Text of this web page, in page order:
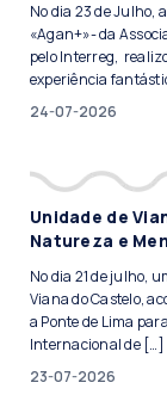
No dia 23 de Julho,
«Agan+»- da
pelo Interreg,
experiência
24-07-2026
Unidade de
Natureza e
No dia 21 de julho,
Viana do Castelo,
a Ponte de Lima
Internacional de […]
23-07-2026